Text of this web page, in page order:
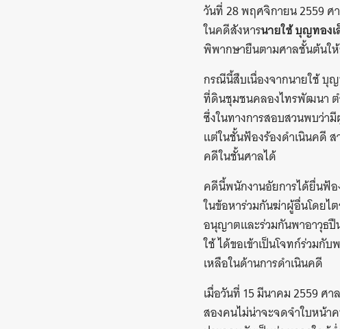
วันที่ 28 พฤศจิกายน 2559 ศ
ในคดีสังหารนายใช้ บุญทองเ
พิพากษายืนตามศาลชั้นต้นใ
กรณีนี้สืบเนื่องจากนายใช้ บุ
ที่ดินชุมชนคลองไทรพัฒนา ต
ซึ่งในทางการสอบสวนพบว่า
แต่ในชั้นฟ้องร้องดำเนินคดี
คดีในชั้นศาลได้
คดีนี้พนักงานอัยการได้ยื่นฟ้อ
ในข้อหาร่วมกันฆ่าผู้อื่นโดยไ
อนุญาตและร่วมกันพาอาวุธ
ใช้ ได้ขอเข้าเป็นโจทก์ร่วม
เหลือในด้านการดำเนินคดี
เมื่อวันที่ 15 มีนาคม 2559 ศ
สองคนไม่น่าจะจดจำใบหน้า